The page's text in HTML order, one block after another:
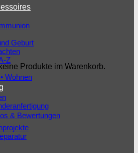
Produkte im Warenkorb.
Geburt
Z
Wohnen
& Bewertungen